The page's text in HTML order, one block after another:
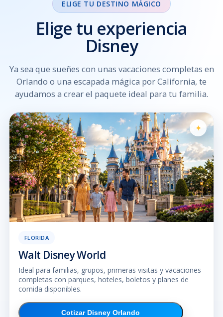
ELIGE TU DESTINO MÁGICO
Elige tu experiencia
Disney
Ya sea que sueñes con unas vacaciones completas en
Orlando o una escapada mágica por California, te
ayudamos a crear el paquete ideal para tu familia.
FLORIDA
Walt Disney World
Ideal para familias, grupos, primeras visitas y vacaciones
completas con parques, hoteles, boletos y planes de
comida disponibles.
Cotizar Disney Orlando